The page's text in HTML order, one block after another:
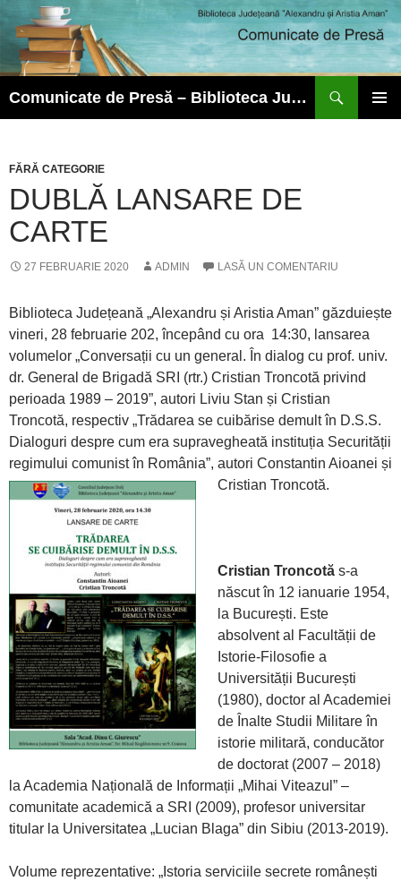
Comunicate de Presă – Biblioteca Județeană ”Alexandru și Aristia Aman”
FĂRĂ CATEGORIE
DUBLĂ LANSARE DE
CARTE
27 FEBRUARIE 2020 ADMIN LASĂ UN COMENTARIU
Biblioteca Județeană „Alexandru și Aristia Aman” găzduiește
vineri, 28 februarie 202, începând cu ora 14:30, lansarea
volumelor „Conversații cu un general. În dialog cu prof. univ.
dr. General de Brigadă SRI (rtr.) Cristian Troncotă privind
perioada 1989 – 2019”, autori Liviu Stan și Cristian
Troncotă, respectiv „Trădarea se cuibărise demult în D.S.S.
Dialoguri despre cum era supravegheată instituția Securității
regimului comunist în România”, autori Constantin Aioanei și
Cristian Troncotă.
Cristian Troncotă s-a
născut în 12 ianuarie 1954,
la București. Este
absolvent al Facultății de
Istorie-Filosofie a
Universității București
(1980), doctor al Academiei
de Înalte Studii Militare în
istorie militară, conducător
de doctorat (2007 – 2018)
la Academia Națională de Informații „Mihai Viteazul” –
comunitate academică a SRI (2009), profesor universitar
titular la Universitatea „Lucian Blaga” din Sibiu (2013-2019).
Volume reprezentative: „Istoria serviciile secrete românești